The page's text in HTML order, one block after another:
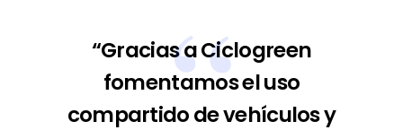
“Gracias a Ciclogreen
fomentamos el uso
compartido de vehículos y